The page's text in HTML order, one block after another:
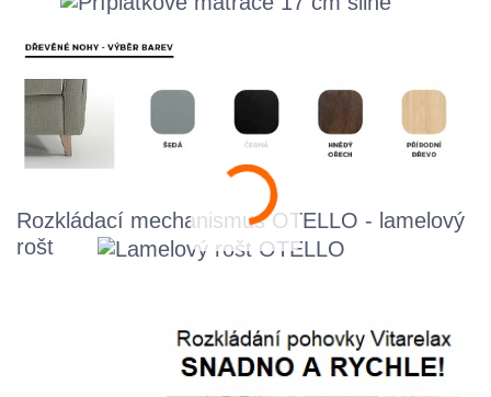
Rozkládací mechanismus OTELLO - lamelový
rošt